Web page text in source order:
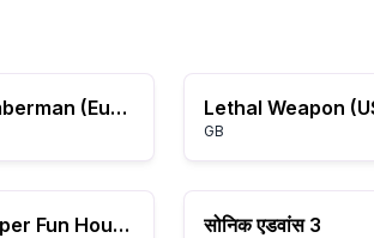
Pocket Bomberman (Europe) Lethal Weapon
GB
Krusty's Super Fun House (Europe) सोनिक एडवांस 3